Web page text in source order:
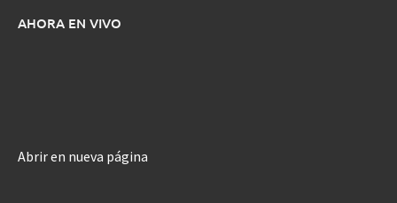
AHORA EN VIVO
Abrir en nueva página